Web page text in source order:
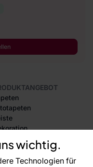
wichtig.
Technologien für
Folien